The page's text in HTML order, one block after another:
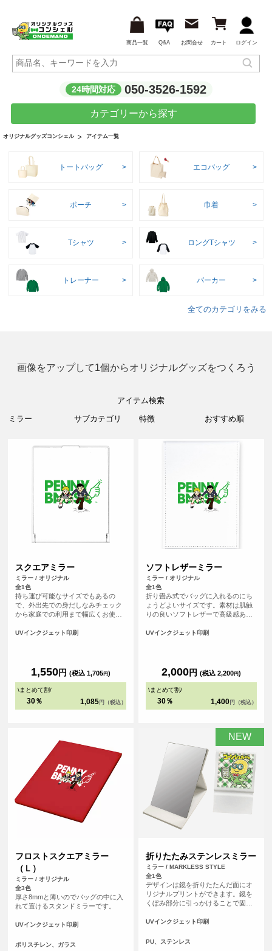
商品一覧 Q&A お問合せ カート ログイン
24時間対応 050-3526-1592
カテゴリーから探す
オリジナルグッズコンシェル アイテム一覧
トートバッグ エコバッグ
ポーチ 巾着
Tシャツ ロングTシャツ
トレーナー パーカー
全てのカテゴリをみる
画像をアップして1個からオリジナルグッズをつくろう
アイテム検索
スクエアミラー
ミラー / オリジナル
全1色
持ち運び可能なサイズでもあるの
で、外出先での身だしなみチェック
から家庭での利用まで幅広くお使い
UVインクジェット印刷
1,550円 (税込 1,705円)
\まとめて割/
30％ 1,085 円（税込）
ソフトレザーミラー
ミラー / オリジナル
全1色
折り畳み式でバッグに入れるのにち
ょうどよいサイズです。素材は肌触
りの良いソフトレザーで高級感あ
UVインクジェット印刷
2,000円 (税込 2,200円)
\まとめて割/
30％ 1,400 円（税込）
フロストスクエアミラー
（Ｌ）
ミラー / オリジナル
全3色
厚さ8mmと薄いのでバッグの中に入
れて置けるスタンドミラーです。
UVインクジェット印刷
ポリスチレン、ガラス
NEW
折りたたみステンレスミラー
ミラー / MARKLESS STYLE
全1色
デザインは鏡を折りたたんだ面にオ
リジナルプリントができます。鏡を
くぼみ部分に引っかけることで固定
も可能です。ガラス製の鏡と比較
ない素材がポイントです。
UVインクジェット印刷
PU、ステンレス